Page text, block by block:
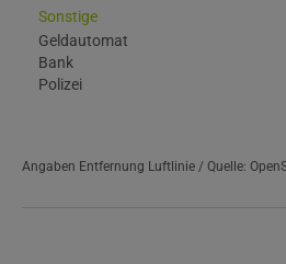
Sonstige
Geldautomat
Bank
Polizei
Angaben Entfernung Luftlinie / Quelle: